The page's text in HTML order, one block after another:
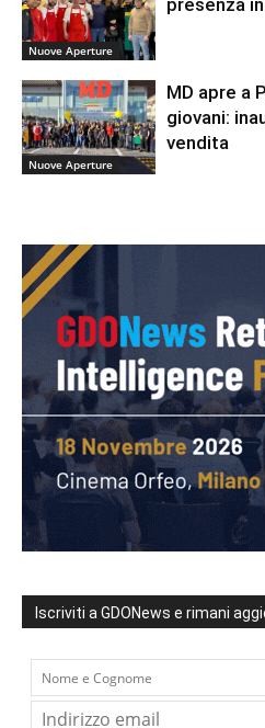
Nuove Aperture
Nuove Aperture
MD apre a
giovani:
vendita
Iscriviti a GDONews e rimani